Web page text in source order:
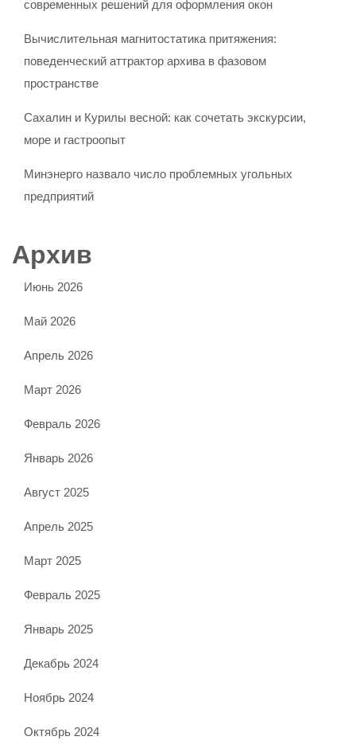
современных решений для оформления окон
Вычислительная магнитостатика притяжения:
поведенческий аттрактор архива в фазовом
пространстве
Сахалин и Курилы весной: как сочетать экскурсии,
море и гастроопыт
Минэнерго назвало число проблемных угольных
предприятий
Архив
Июнь 2026
Май 2026
Апрель 2026
Март 2026
Февраль 2026
Январь 2026
Август 2025
Апрель 2025
Март 2025
Февраль 2025
Январь 2025
Декабрь 2024
Ноябрь 2024
Октябрь 2024